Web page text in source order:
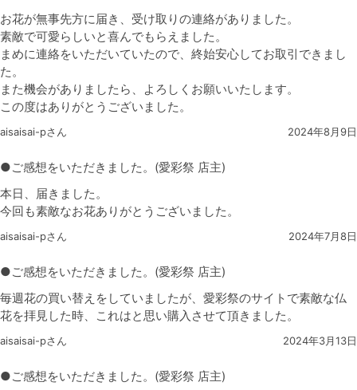
お花が無事先方に届き、受け取りの連絡がありました。
素敵で可愛らしいと喜んでもらえました。
まめに連絡をいただいていたので、終始安心してお取引できまし
た。
また機会がありましたら、よろしくお願いいたします。
この度はありがとうございました。
aisaisai-pさん 2024年8月9日
●ご感想をいただきました。(愛彩祭 店主)
本日、届きました。
今回も素敵なお花ありがとうございました。
aisaisai-pさん 2024年7月8日
●ご感想をいただきました。(愛彩祭 店主)
毎週花の買い替えをしていましたが、愛彩祭のサイトで素敵な仏
花を拝見した時、これはと思い購入させて頂きました。
aisaisai-pさん 2024年3月13日
●ご感想をいただきました。(愛彩祭 店主)